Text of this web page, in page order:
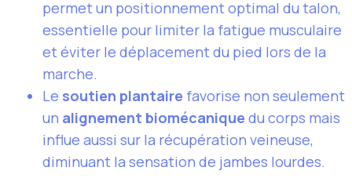
permet un positionnement optimal du talon,
essentielle pour limiter la fatigue musculaire
et éviter le déplacement du pied lors de la
marche.
Le soutien plantaire favorise non seulement
un alignement biomécanique du corps mais
influe aussi sur la récupération veineuse,
diminuant la sensation de jambes lourdes.